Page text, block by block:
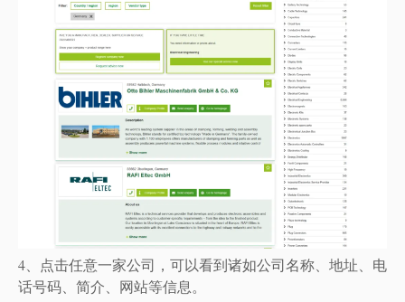
4、点击任意一家公司，可以看到诸如公司名称、地址、电
话号码、简介、网站等信息。